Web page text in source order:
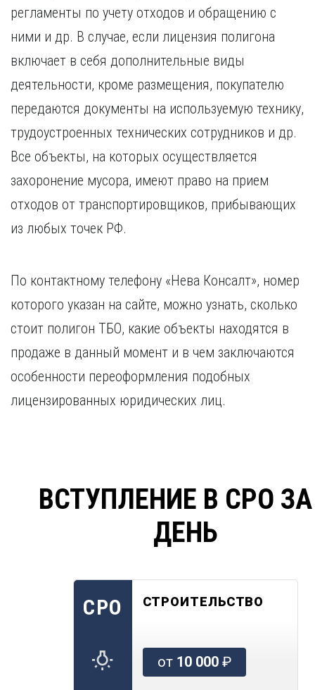
регламенты по учету отходов и обращению с
ними и др. В случае, если лицензия полигона
включает в себя дополнительные виды
деятельности, кроме размещения, покупателю
передаются документы на используемую технику,
трудоустроенных технических сотрудников и др.
Все объекты, на которых осуществляется
захоронение мусора, имеют право на прием
отходов от транспортировщиков, прибывающих
из любых точек РФ.
По контактному телефону «Нева Консалт», номер
которого указан на сайте, можно узнать, сколько
стоит полигон ТБО, какие объекты находятся в
продаже в данный момент и в чем заключаются
особенности переоформления подобных
лицензированных юридических лиц.
ВСТУПЛЕНИЕ В СРО
ДЕНЬ
СРО СТРОИТЕЛЬСТВО
от 10 000₽